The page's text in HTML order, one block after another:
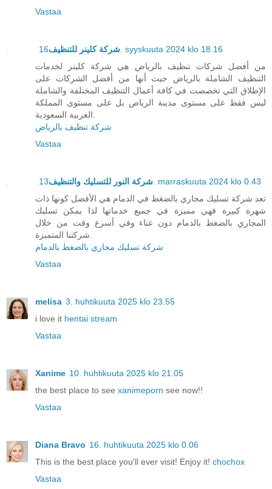
Vastaa
شركة كلينر للتنظيف 16. syyskuuta 2024 klo 18.16
من أفضل شركات تنظيف بالرياض هي شركة كلينر لخدمات
التنظيف الشاملة بالرياض حيث أنها من أفضل الشركات على
الإطلاق التي تخصصت في كافة أعمال التنظيف المختلفة والشاملة
ليس فقط على مستوى مدينة الرياض بل على مستوى المملكة
شركة تنظيف بالرياض
Vastaa
شركة النور للتسليك والتنظيف 13. marraskuuta 2024 klo 0.43
تعد شركة تسليك مجاري بالضغط في الدمام هي الأفضل كونها ذات
شهرة كبيرة فهي مميزة في جميع خدماتها لذا يمكن تسليك
المجاري بالضغط بالدمام دون عناء وفي أسرع وقت من خلال
شركة تسليك مجاري بالضغط بالدمام
Vastaa
melisa 3. huhtikuuta 2025 klo 23.55
i love it hentai stream
Vastaa
Xanime 10. huhtikuuta 2025 klo 21.05
the best place to see xanimeporn see now!!
Vastaa
Diana Bravo 16. huhtikuuta 2025 klo 0.06
This is the best place you'll ever visit! Enjoy it! chochox
Vastaa